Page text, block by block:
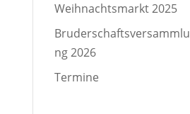
Weihnachtsmarkt 2025
Bruderschaftsversammlu
ng 2026
Termine